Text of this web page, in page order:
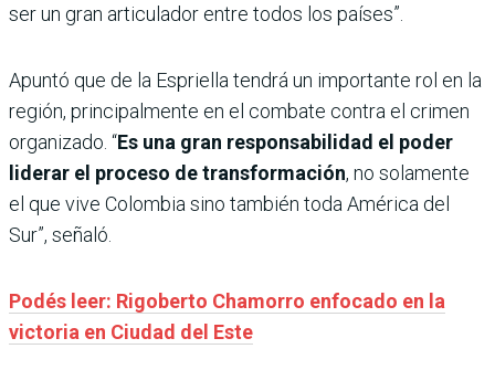
ser un gran articulador entre todos los países”.
Apuntó que de la Espriella tendrá un importante rol en la
región, principalmente en el combate contra el crimen
organizado. “Es una gran responsabilidad el poder
liderar el proceso de transformación, no solamente
el que vive Colombia sino también toda América del
Sur”, señaló.
Podés leer: Rigoberto Chamorro enfocado en la
victoria en Ciudad del Este